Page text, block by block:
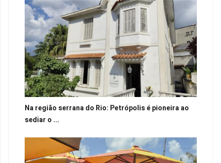
Na região serrana do Rio: Petrópolis é pioneira ao
sediar o ...